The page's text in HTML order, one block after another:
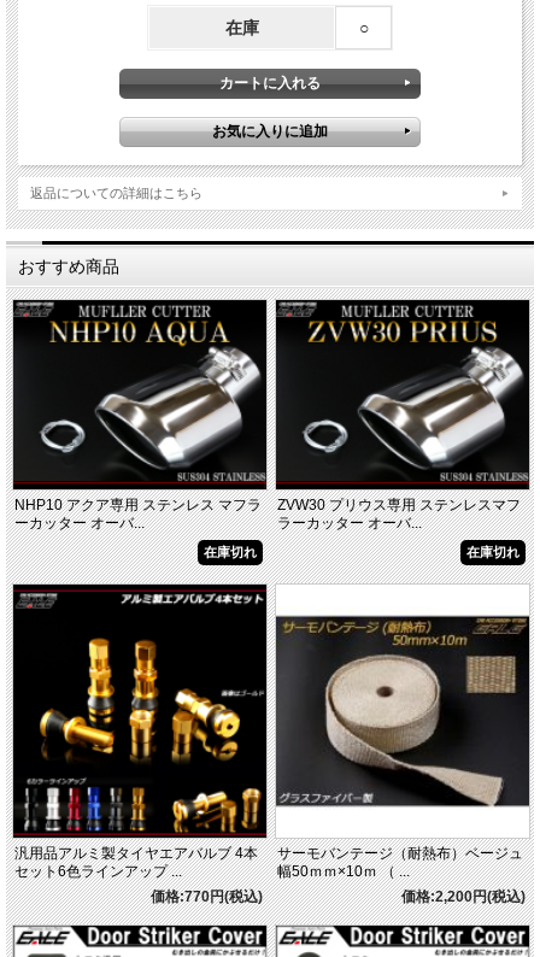
在庫 ○
返品についての詳細はこちら
おすすめ商品
NHP10 アクア専用 ステンレス マフラ
ーカッター オーバ...
在庫切れ
ZVW30 プリウス専用 ステンレスマフ
ラーカッター オーバ...
在庫切れ
汎用品アルミ製タイヤエアバルブ 4本
セット6色ラインアップ ...
価格:770円(税込)
サーモバンテージ（耐熱布）ベージュ
幅50ｍｍ×10ｍ （ ...
価格:2,200円(税込)